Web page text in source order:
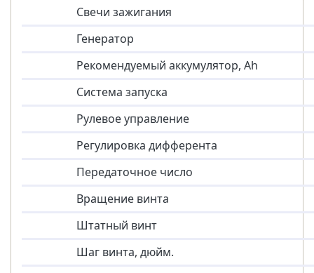
Свечи зажигания
Генератор
Рекомендуемый аккумулятор, Ah
Система запуска
Рулевое управление
Регулировка дифферента
Передаточное число
Вращение винта
Штатный винт
Шаг винта, дюйм.